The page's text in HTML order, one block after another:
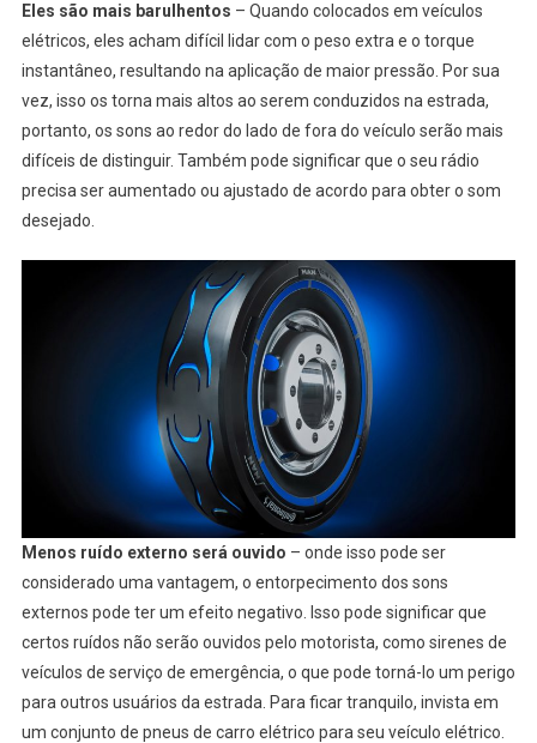
Eles são mais barulhentos – Quando colocados em veículos
elétricos, eles acham difícil lidar com o peso extra e o torque
instantâneo, resultando na aplicação de maior pressão. Por sua
vez, isso os torna mais altos ao serem conduzidos na estrada,
portanto, os sons ao redor do lado de fora do veículo serão mais
difíceis de distinguir. Também pode significar que o seu rádio
precisa ser aumentado ou ajustado de acordo para obter o som
desejado.
Menos ruído externo será ouvido – onde isso pode ser
considerado uma vantagem, o entorpecimento dos sons
externos pode ter um efeito negativo. Isso pode significar que
certos ruídos não serão ouvidos pelo motorista, como sirenes de
veículos de serviço de emergência, o que pode torná-lo um perigo
para outros usuários da estrada. Para ficar tranquilo, invista em
um conjunto de pneus de carro elétrico para seu veículo elétrico.